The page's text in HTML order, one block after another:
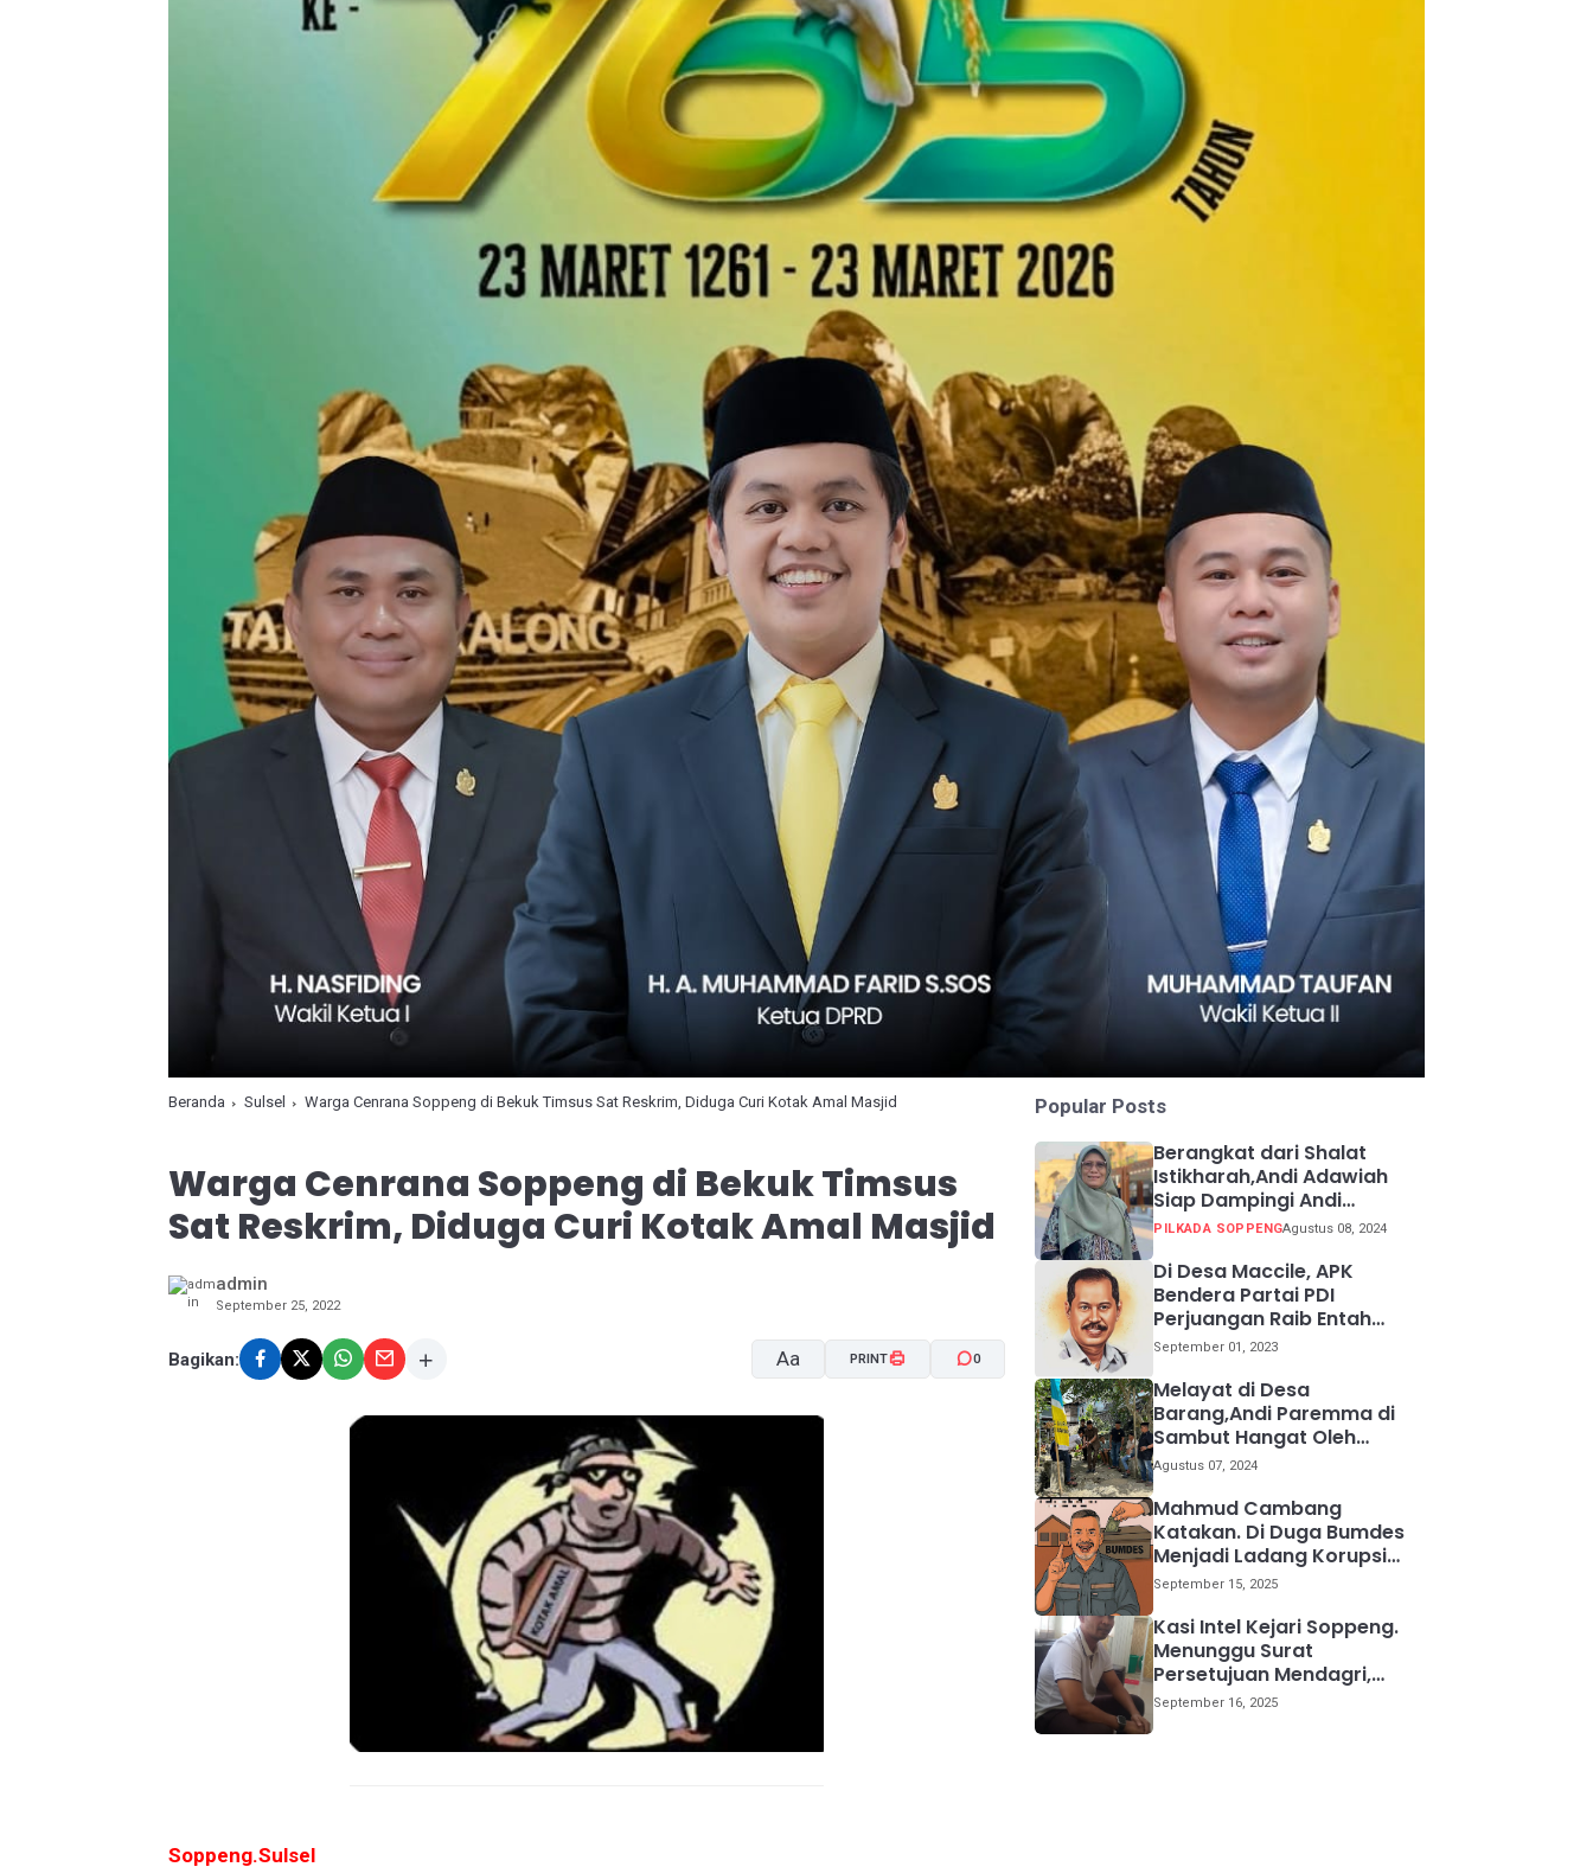
Beranda Sulsel Warga Cenrana Soppeng di Bekuk Timsus Sat Reskrim, Diduga Curi Kotak Amal Masjid
Warga Cenrana Soppeng di Bekuk Timsus
Sat Reskrim, Diduga Curi Kotak Amal Masjid
admin
September 25, 2022
Bagikan: Aa PRINT 0
Soppeng.Sulsel
Popular Posts
Berangkat dari Shalat
Istikharah,Andi Adawiah
Siap Dampingi Andi
Mapparemma
PILKADA SOPPENGAgustus 08, 2024
Di Desa Maccile, APK
Bendera Partai PDI
Perjuangan Raib Entah
kemana
September 01, 2023
Melayat di Desa
Barang,Andi Paremma di
Sambut Hangat Oleh
Warga
Agustus 07, 2024
Mahmud Cambang
Katakan. Di Duga Bumdes
Menjadi Ladang Korupsi
Bagi Para Kepala Desa
September 15, 2025
Kasi Intel Kejari Soppeng.
Menunggu Surat
Persetujuan Mendagri,
Kami Akan Periksa Mantan
September 16, 2025